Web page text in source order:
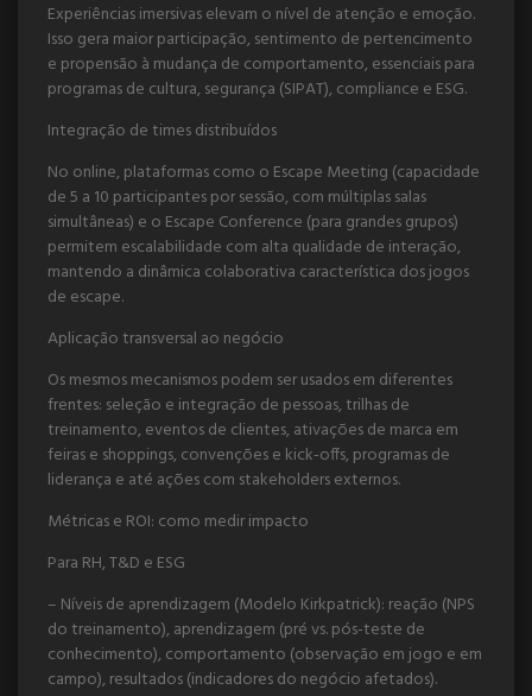
Experiências imersivas elevam o nível de atenção e emoção.
Isso gera maior participação, sentimento de pertencimento
e propensão à mudança de comportamento, essenciais para
programas de cultura, segurança (SIPAT), compliance e ESG.
Integração de times distribuídos
No online, plataformas como o Escape Meeting (capacidade
de 5 a 10 participantes por sessão, com múltiplas salas
simultâneas) e o Escape Conference (para grandes grupos)
permitem escalabilidade com alta qualidade de interação,
mantendo a dinâmica colaborativa característica dos jogos
de escape.
Aplicação transversal ao negócio
Os mesmos mecanismos podem ser usados em diferentes
frentes: seleção e integração de pessoas, trilhas de
treinamento, eventos de clientes, ativações de marca em
feiras e shoppings, convenções e kick-offs, programas de
liderança e até ações com stakeholders externos.
Métricas e ROI: como medir impacto
Para RH, T&D e ESG
– Níveis de aprendizagem (Modelo Kirkpatrick): reação (NPS
do treinamento), aprendizagem (pré vs. pós-teste de
conhecimento), comportamento (observação em jogo e em
campo), resultados (indicadores do negócio afetados).